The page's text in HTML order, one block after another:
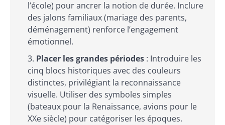
l’école) pour ancrer la notion de durée. Inclure
des jalons familiaux (mariage des parents,
déménagement) renforce l’engagement
émotionnel.
Placer les grandes périodes : Introduire les
cinq blocs historiques avec des couleurs
distinctes, privilégiant la reconnaissance
visuelle. Utiliser des symboles simples
(bateaux pour la Renaissance, avions pour le
XXe siècle) pour catégoriser les époques.